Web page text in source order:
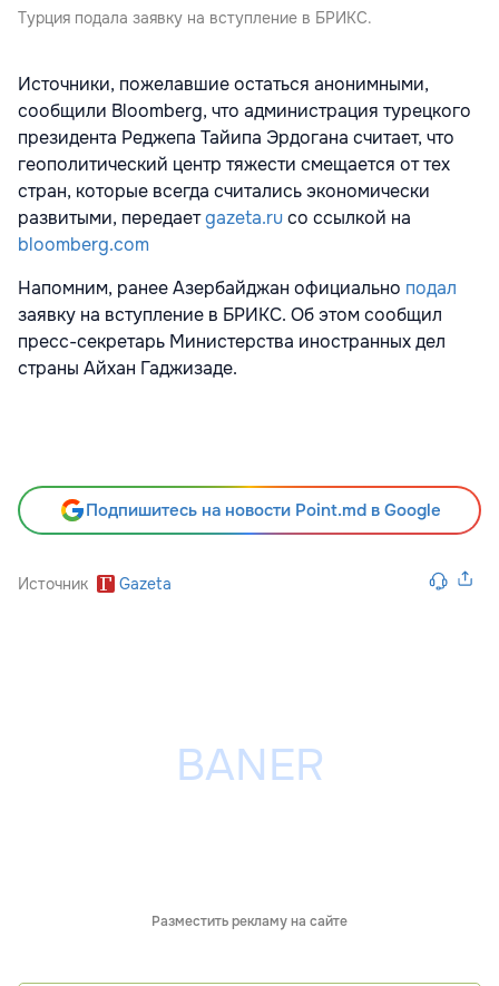
Турция подала заявку на вступление в БРИКС.
Источники, пожелавшие остаться анонимными,
сообщили Bloomberg, что администрация турецкого
президента Реджепа Тайипа Эрдогана считает, что
геополитический центр тяжести смещается от тех
стран, которые всегда считались экономически
развитыми, передаетgazeta.ruсо ссылкой на
bloomberg.com
Напомним, ранее Азербайджан официально подал
заявку на вступление в БРИКС. Об этом сообщил
пресс-секретарь Министерства иностранных дел
страны Айхан Гаджизаде.
Подпишитесь на новости Point.md в Google
Источник Gazeta
Разместить рекламу на сайте